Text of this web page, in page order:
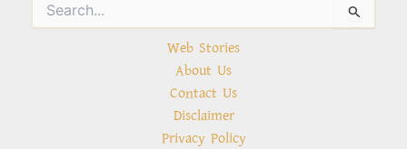
Search
for:
Web Stories
About Us
Contact Us
Disclaimer
Privacy Policy